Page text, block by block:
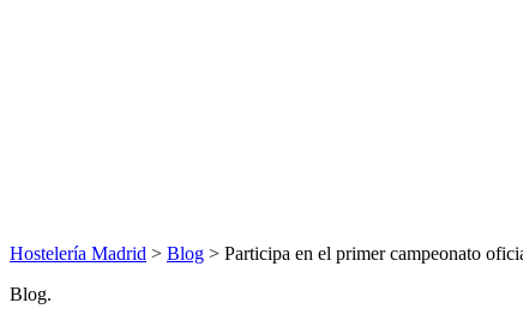
Hostelería Madrid > Blog > Participa en el primer campeonato
Blog.